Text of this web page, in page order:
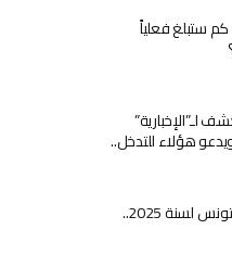
كم ستبلغ فعلياً
لـ”الإخبارية”
هؤلاء للتدخل..
لسنة 2025..